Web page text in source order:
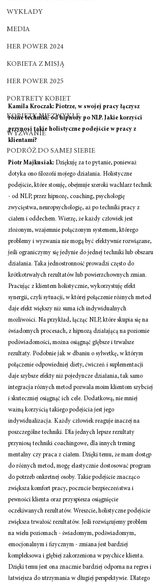
WYKŁADY
MEDIA
HER POWER 2024
KOBIETA Z MISJĄ
HER POWER 2025
PORTRETY KOBIET
KOBIETY NIEZWYKŁE
WYZWANIE
PODRÓŻ DO SAMEJ SIEBIE
Kamila Kroczak: Piotrze, w swojej pracy łączysz
różne techniki, od hipnozy po NLP. Jakie korzyści
przynosi takie holistyczne podejście w pracy z
klientami?
Piotr Majkusiak: Dziękuję za to pytanie, ponieważ
dotyka ono filozofii mojego działania. Holistyczne
podejście, które stosuję, obejmuje szeroki wachlarz technik
- od NLP, przez hipnozę, coaching, psychologię
zwycięstwa, neuropsychologię, aż po techniki pracy z
ciałem i oddechem. Wierzę, że każdy człowiek jest
złożonym, wzajemnie połączonym systemem, którego
problemy i wyzwania nie mogą być efektywnie rozwiązane,
jeśli ograniczymy się jedynie do jednej techniki lub obszaru
działania. Taka jednostronność prowadzi często do
krótkotrwałych rezultatów lub powierzchownych zmian.
Pracując z klientem holistycznie, wykorzystuję efekt
synergii, czyli sytuacji, w której połączenie różnych metod
daje efekt większy niż suma ich indywidualnych
możliwości. Na przykład, łącząc NLP, które skupia się na
świadomych procesach, z hipnozą działającą na poziomie
podświadomości, można osiągnąć głębsze i trwalsze
rezultaty. Podobnie jak w dbaniu o sylwetkę, w którym
połączenie odpowiedniej diety, ćwiczeń i suplementacji
daje szybsze efekty niż pojedyncze działania, tak samo
integracja różnych metod pozwala moim klientom szybciej
i skuteczniej osiągnąć ich cele. Dodatkową, nie mniej
ważną korzyścią takiego podejścia jest jego
indywidualizacja. Każdy człowiek reaguje inaczej na
poszczególne techniki. Dla jednych lepsze rezultaty
przyniosą techniki coachingowe, dla innych trening
mentalny czy praca z ciałem. Dzięki temu, że mam dostęp
do różnych metod, mogę elastycznie dostosować program
do potrzeb onkretnej osoby. Takie podejście znacząco
zwiększa komfort pracy, poczucie bezpieczeństwa i
pewności klienta oraz przyspiesza osiągnięcie
oczekiwanych rezultatów. Wreszcie, holistyczne podejście
zwiększa trwałość rezultatów. Jeśli rozwiązujemy problem
na wielu poziomach - świadomym, podświadomym,
emocjonalnym i fizycznym - zmiana jest bardziej
kompleksowa i głębiej zakorzeniona w psychice klienta.
Dzięki temu jest ona znacznie bardziej odporna na regres i
łatwiejsza do utrzymania w długiej perspektywie. Dlatego